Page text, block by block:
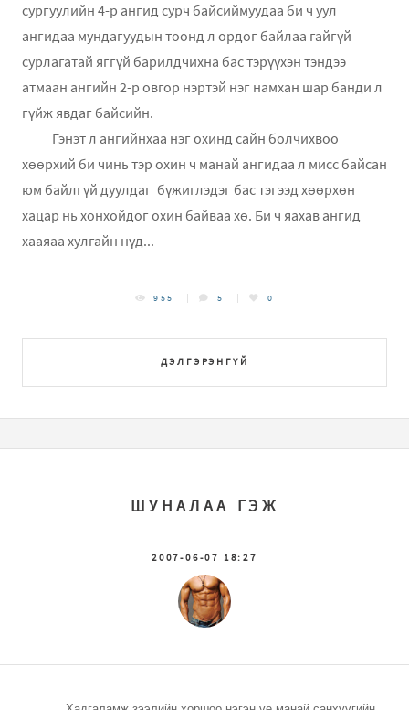
сургуулийн 4-р ангид сурч байсиймуудаа би ч уул
ангидаа мундагуудын тоонд л ордог байлаа гайгүй
сурлагатай яггүй барилдчихна бас тэрүүхэн тэндээ
атмаан ангийн 2-р овгор нэртэй нэг намхан шар банди л
гүйж явдаг байсийн.
Гэнэт л ангийнхаа нэг охинд сайн болчихвоо
хөөрхий би чинь тэр охин ч манай ангидаа л мисс байсан
юм байлгүй дуулдаг бүжиглэдэг бас тэгээд хөөрхөн
хацар нь хонхойдог охин байваа хө. Би ч яахав ангид
хааяаа хулгайн нүд...
ДЭЛГЭРЭНГҮЙ
955 5 0
ШУНАЛАА ГЭЖ
2007-06-07 18:27